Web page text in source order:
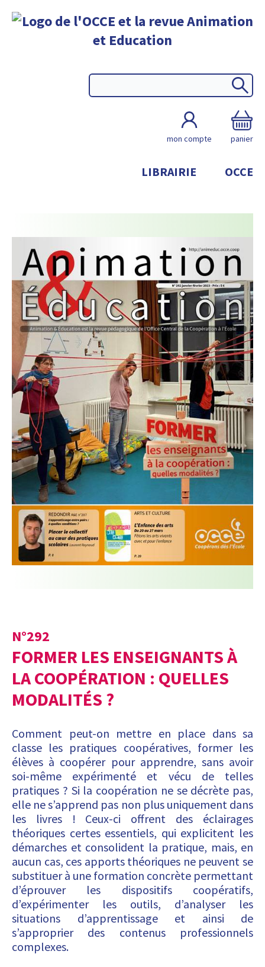
mon compte panier
LIBRAIRIE OCCE
N°292
FORMER LES ENSEIGNANTS À
LA COOPÉRATION : QUELLES
MODALITÉS ?
Comment peut-on mettre en place dans sa
classe les pratiques coopératives, former les
élèves à coopérer pour apprendre, sans avoir
soi-même expérimenté et vécu de telles
pratiques ? Si la coopération ne se décrète pas,
elle ne s’apprend pas non plus uniquement dans
les livres ! Ceux-ci offrent des éclairages
théoriques certes essentiels, qui explicitent les
démarches et consolident la pratique, mais, en
aucun cas, ces apports théoriques ne peuvent se
substituer à une formation concrète permettant
d’éprouver les dispositifs coopératifs,
d’expérimenter les outils, d’analyser les
situations d’apprentissage et ainsi de
s’approprier des contenus professionnels
complexes.